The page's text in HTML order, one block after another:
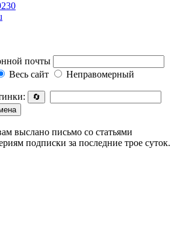
почты
Весь сайт
Неправомерный
🔄
выслано письмо со статьями
подписки за последние трое суток.